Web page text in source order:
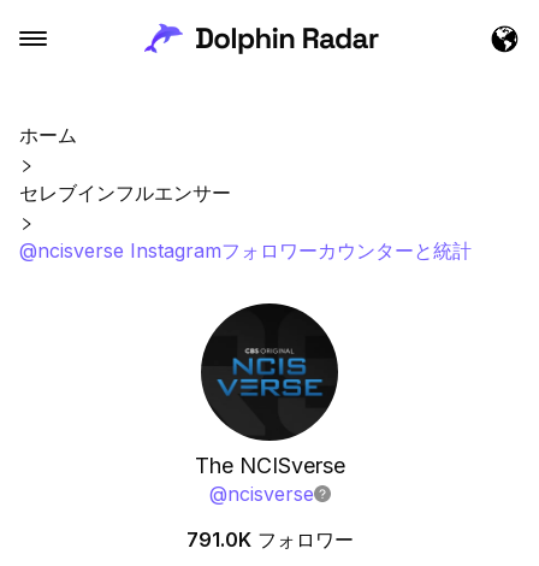
ホーム
セレブインフルエンサー
@ncisverse Instagramフォロワーカウンターと統計
The NCISverse
@ncisverse
791.0K フォロワー